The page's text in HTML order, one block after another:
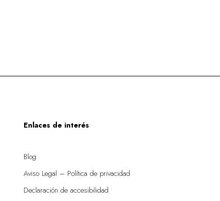
Enlaces de interés
Blog
Aviso Legal – Política de privacidad
Declaración de accesibilidad